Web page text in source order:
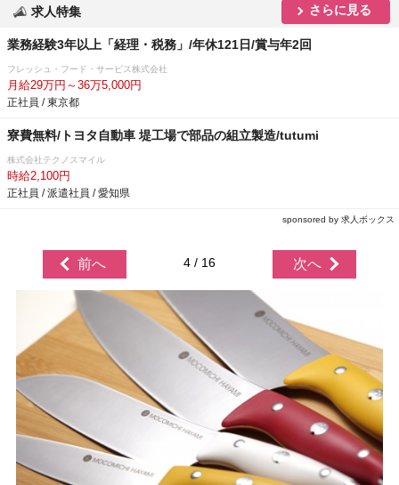
求人特集 さらに見る
業務経験3年以上「経理・税務」/年休121日/賞与年2回
フレッシュ・フード・サービス株式会社
月給29万円～36万5,000円
正社員 / 東京都
寮費無料/トヨタ自動車 堤工場で部品の組立製造/tutumi
株式会社テクノスマイル
時給2,100円
正社員 / 派遣社員 / 愛知県
sponsored by 求人ボックス
前へ 4 / 16 次へ